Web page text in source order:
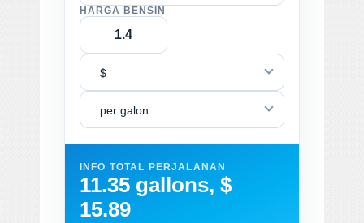
HARGA BENSIN
$
per galon
INFO TOTAL PERJALANAN
11.35 gallons, $
15.89